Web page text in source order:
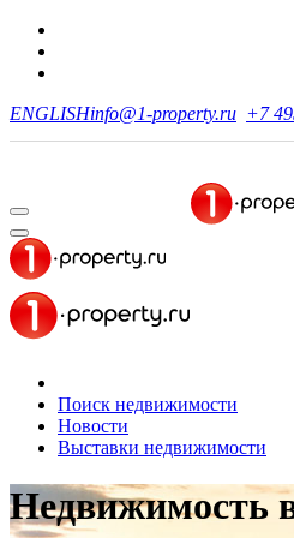
ENGLISHinfo@1-property.ru +7
Поиск недвижимости
Новости
Выставки недвижимости
Недвижимость